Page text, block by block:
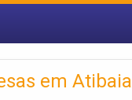
em Atibaia